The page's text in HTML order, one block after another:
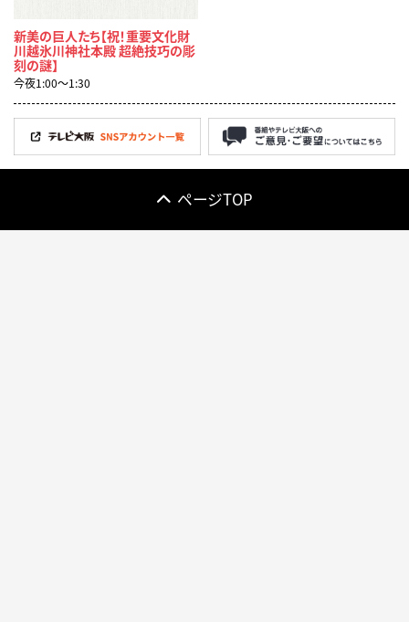
新美の巨人たち【祝！重要文化財
川越氷川神社本殿 超絶技巧の彫
刻の謎】
今夜1:00〜1:30
ページTOP